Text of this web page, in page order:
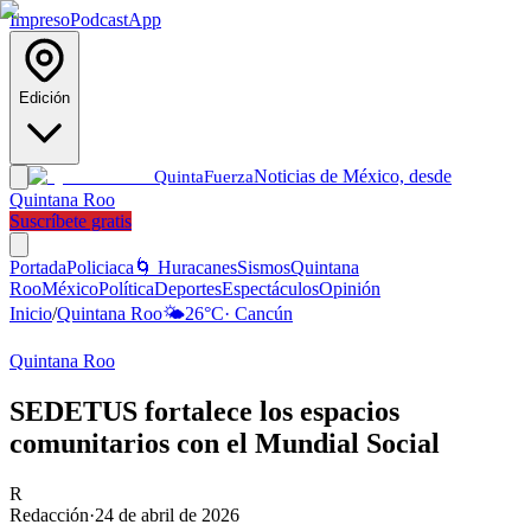
ImpresoPodcastApp
Edición
QuintaFuerzaNoticias de México, desde
Quintana Roo
Suscríbete gratis
PortadaPoliciaca 🌀 HuracanesSismosQuintana
RooMéxicoPolíticaDeportesEspectáculosOpinión
Inicio/Quintana Roo🌤️26°C· Cancún
Quintana Roo
SEDETUS fortalece los espacios
comunitarios con el Mundial Social
R
Redacción·24 de abril de 2026